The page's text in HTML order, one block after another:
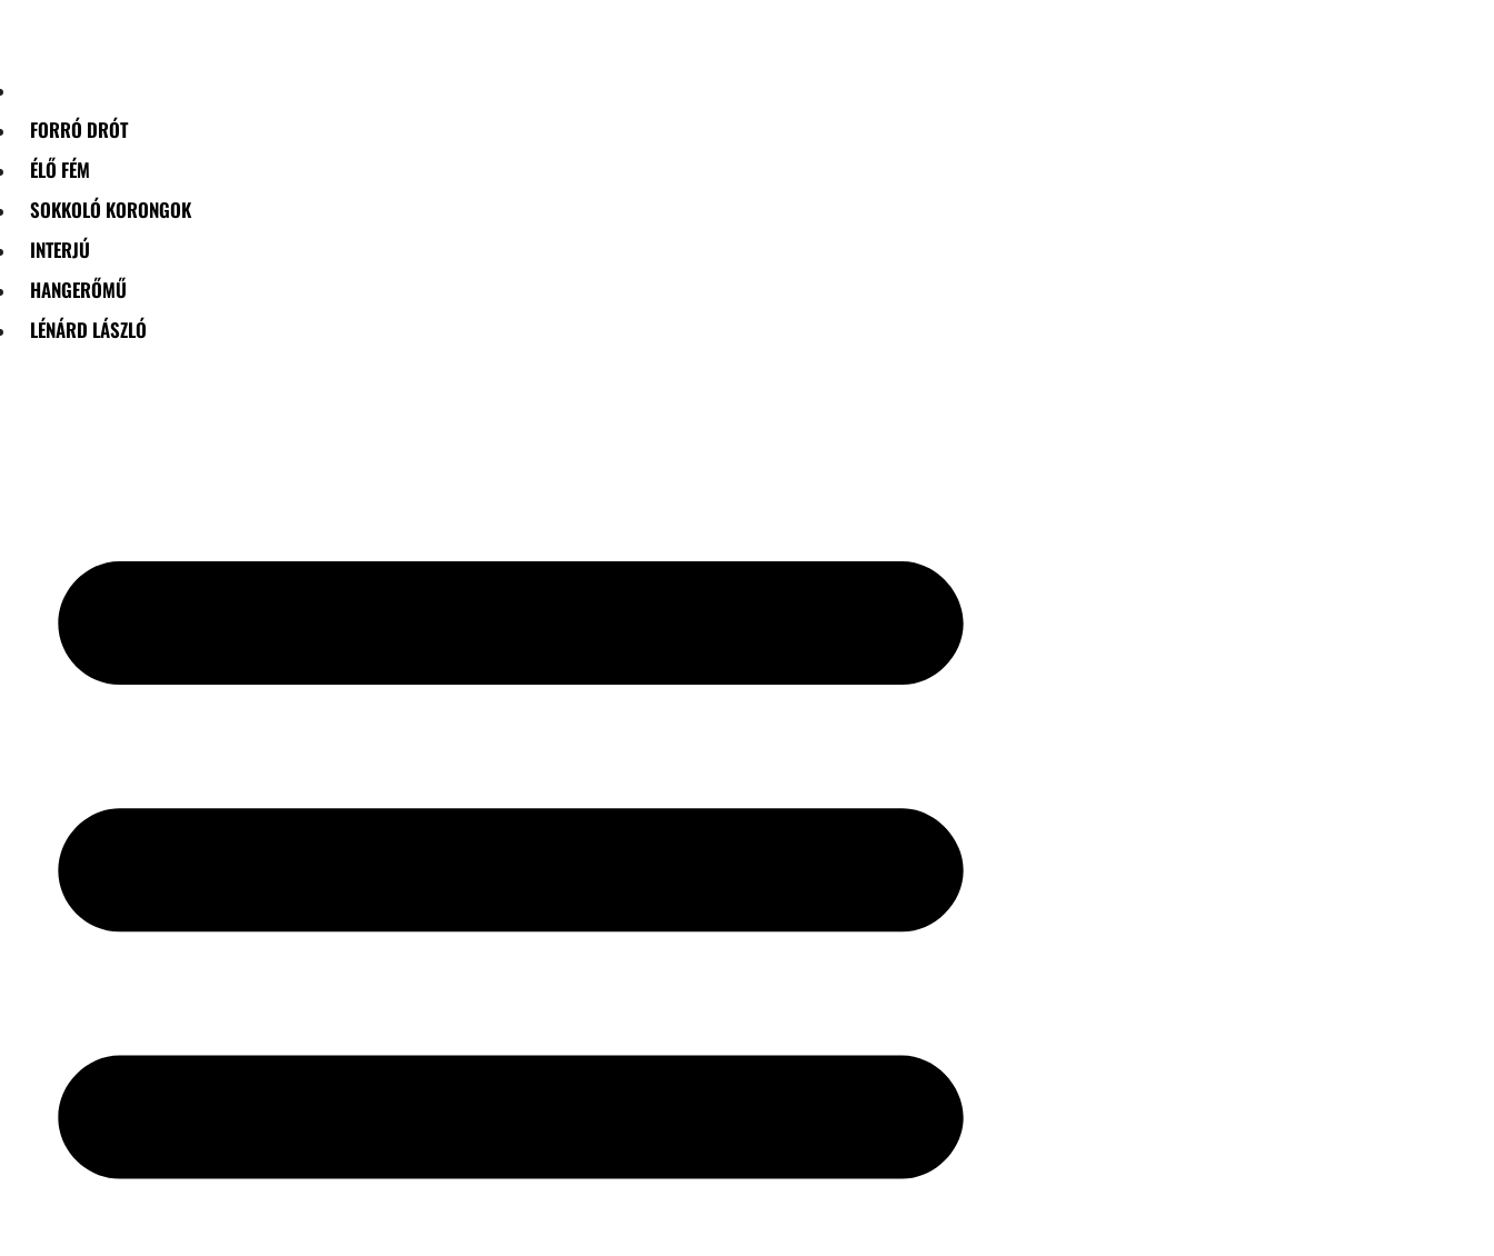
FORRÓ DRÓT
ÉLŐ FÉM
SOKKOLÓ KORONGOK
INTERJÚ
HANGERŐMŰ
LÉNÁRD LÁSZLÓ